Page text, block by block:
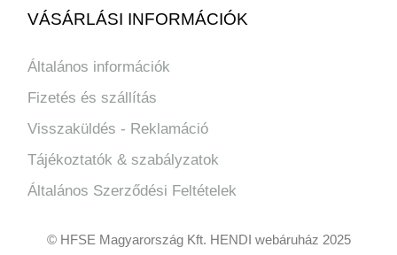
VÁSÁRLÁSI INFORMÁCIÓK
Általános információk
Fizetés és szállítás
Visszaküldés - Reklamáció
Tájékoztatók & szabályzatok
Általános Szerződési Feltételek
© HFSE Magyarország Kft. HENDI webáruház 2025